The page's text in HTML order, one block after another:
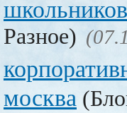
Разное)
москва